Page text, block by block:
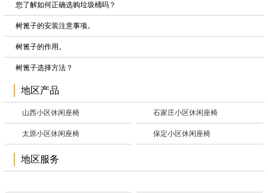
您了解如何正确选购垃圾桶吗？
树篦子的安装注意事项。
树篦子的作用。
树篦子选择方法？
地区产品
山西小区休闲座椅 石家庄小区休闲座椅
太原小区休闲座椅 保定小区休闲座椅
地区服务